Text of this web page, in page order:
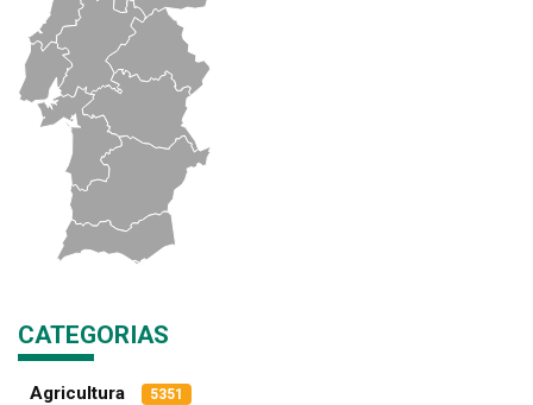
CATEGORIAS
Agricultura 5351